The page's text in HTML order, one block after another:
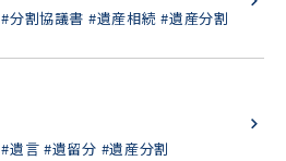
#分割協議書 #遺産相続 #遺産分割
#遺言 #遺留分 #遺産分割